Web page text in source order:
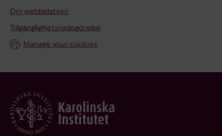
Om webbplatsen
Tillgänglighetsredogörelse
Manage your cookies